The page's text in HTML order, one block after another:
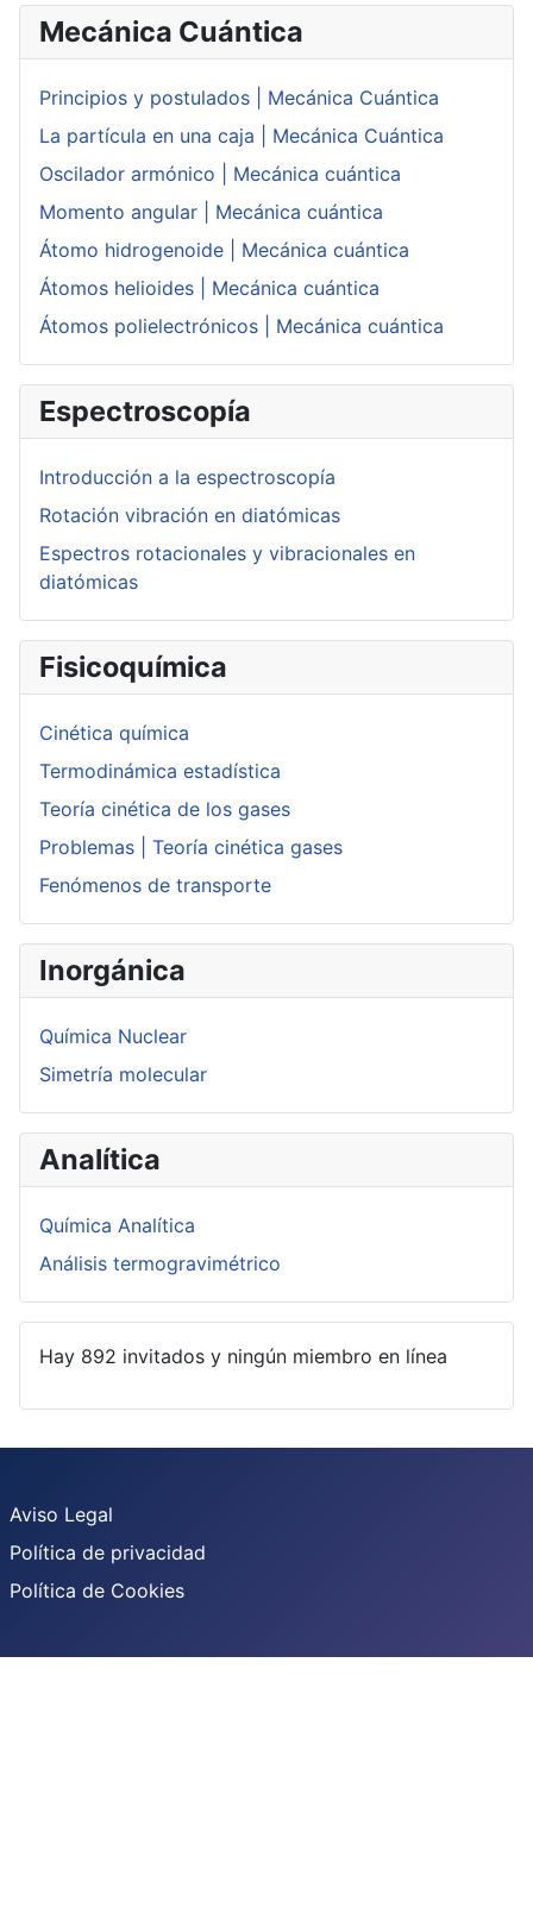
Mecánica Cuántica
Principios y postulados | Mecánica Cuántica
La partícula en una caja | Mecánica Cuántica
Oscilador armónico | Mecánica cuántica
Momento angular | Mecánica cuántica
Átomo hidrogenoide | Mecánica cuántica
Átomos helioides | Mecánica cuántica
Átomos polielectrónicos | Mecánica cuántica
Espectroscopía
Introducción a la espectroscopía
Rotación vibración en diatómicas
Espectros rotacionales y vibracionales en
diatómicas
Fisicoquímica
Cinética química
Termodinámica estadística
Teoría cinética de los gases
Problemas | Teoría cinética gases
Fenómenos de transporte
Inorgánica
Química Nuclear
Simetría molecular
Analítica
Química Analítica
Análisis termogravimétrico
Hay 892 invitados y ningún miembro en línea
Aviso Legal
Política de privacidad
Política de Cookies